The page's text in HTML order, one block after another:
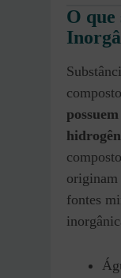
O que
originam
fontes